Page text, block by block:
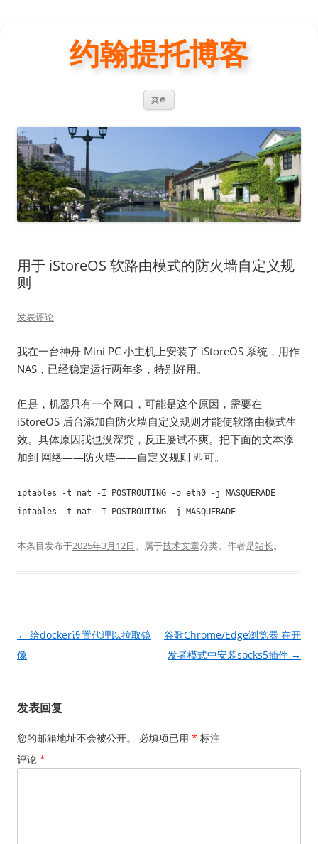
约翰提托博客
菜单
用于 iStoreOS 软路由模式的防火墙自定义规
则
发表评论
我在一台神舟 Mini PC 小主机上安装了 iStoreOS 系统，用作
NAS，已经稳定运行两年多，特别好用。
但是，机器只有一个网口，可能是这个原因，需要在
iStoreOS 后台添加自防火墙自定义规则才能使软路由模式生
效。具体原因我也没深究，反正屡试不爽。把下面的文本添
加到 网络——防火墙——自定义规则 即可。
iptables -t nat -I POSTROUTING -o eth0 -j MASQUERADE
iptables -t nat -I POSTROUTING -j MASQUERADE
本条目发布于2025年3月12日。属于技术文章分类。 作者是站长。
文
章
← 给docker设置代理以拉取镜
像
谷歌Chrome/Edge浏览器 在开
发者模式中安装socks5插件 →
发表回复
您的邮箱地址不会被公开。 必填项已用 * 标注
评论 *